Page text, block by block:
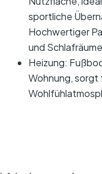
sportliche
Hochwertiger
und
Heizung:
Wohnung, sorgt